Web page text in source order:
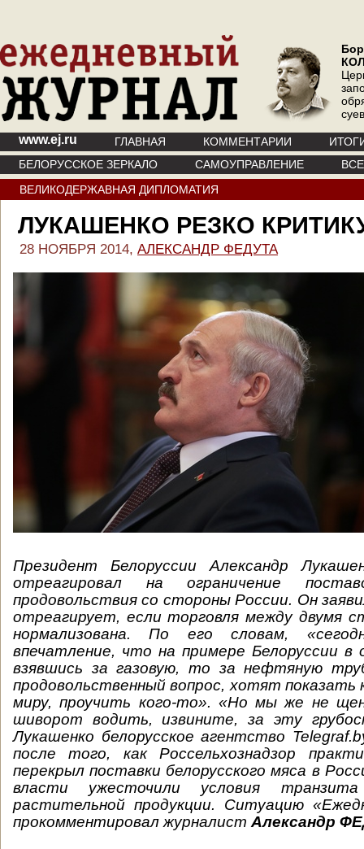
www.ej.ru ГЛАВНАЯ КОММЕНТАРИИ
БЕЛОРУССКОЕ ЗЕРКАЛО
САМОУПРАВЛЕНИЕ
ВЕЛИКОДЕРЖАВНАЯ ДИПЛОМАТИЯ
ЛУКАШЕНКО РЕЗКО
28 НОЯБРЯ 2014, АЛЕКСАНДР ФЕДУТА
Президент Белоруссии Александр
отреагировал на ограничение
продовольствия со стороны России. Он
отреагирует, если торговля между двумя
нормализована. По его словам,
впечатление, что на примере Белоруссии в
взявшись за газовую, то за нефтяную
продовольственный вопрос, хотят показать
миру, проучить кого-то». «Но мы же не
шиворот водить, извините, за эту
Лукашенко белорусское агентство
после того, как Россельхознадзор
перекрыл поставки белорусского мяса в
власти ужесточили условия
растительной продукции. Ситуацию «
прокомментировал журналист Александр